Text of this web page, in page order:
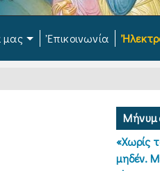
μας Ἐπικοινωνία
«Χωρίς
μηδέν.